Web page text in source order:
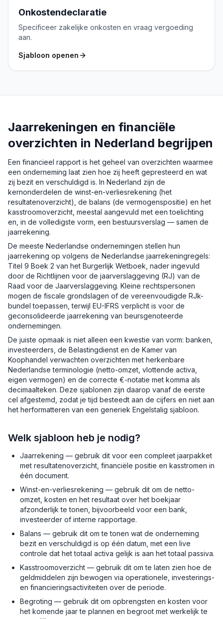
Onkostendeclaratie
Specificeer zakelijke onkosten en vraag vergoeding
aan.
Sjabloon openen
Jaarrekeningen en financiële
overzichten in Nederland begrijpen
Een financieel rapport is het geheel van overzichten waarmee
een onderneming laat zien hoe zij heeft gepresteerd en wat
zij bezit en verschuldigd is. In Nederland zijn de
kernonderdelen de winst-en-verliesrekening (het
resultatenoverzicht), de balans (de vermogenspositie) en het
kasstroomoverzicht, meestal aangevuld met een toelichting
en, in de volledigste vorm, een bestuursverslag — samen de
jaarrekening.
De meeste Nederlandse ondernemingen stellen hun
jaarrekening op volgens de Nederlandse jaarrekeningregels:
Titel 9 Boek 2 van het Burgerlijk Wetboek, nader ingevuld
door de Richtlijnen voor de jaarverslaggeving (RJ) van de
Raad voor de Jaarverslaggeving. Kleine rechtspersonen
mogen de fiscale grondslagen of de vereenvoudigde RJk-
bundel toepassen, terwijl EU-IFRS verplicht is voor de
geconsolideerde jaarrekening van beursgenoteerde
ondernemingen.
De juiste opmaak is niet alleen een kwestie van vorm: banken,
investeerders, de Belastingdienst en de Kamer van
Koophandel verwachten overzichten met herkenbare
Nederlandse terminologie (netto-omzet, vlottende activa,
eigen vermogen) en de correcte €-notatie met komma als
decimaalteken. Deze sjablonen zijn daarop vanaf de eerste
cel afgestemd, zodat je tijd besteedt aan de cijfers en niet aan
het herformatteren van een generiek Engelstalig sjabloon.
Welk sjabloon heb je nodig?
Jaarrekening — gebruik dit voor een compleet jaarpakket
met resultatenoverzicht, financiële positie en kasstromen in
één document.
Winst-en-verliesrekening — gebruik dit om de netto-
omzet, kosten en het resultaat over het boekjaar
afzonderlijk te tonen, bijvoorbeeld voor een bank,
investeerder of interne rapportage.
Balans — gebruik dit om te tonen wat de onderneming
bezit en verschuldigd is op één datum, met een live
controle dat het totaal activa gelijk is aan het totaal passiva.
Kasstroomoverzicht — gebruik dit om te laten zien hoe de
geldmiddelen zijn bewogen via operationele, investerings-
en financieringsactiviteiten over de periode.
Begroting — gebruik dit om opbrengsten en kosten voor
het komende jaar te plannen en begroot met werkelijk te